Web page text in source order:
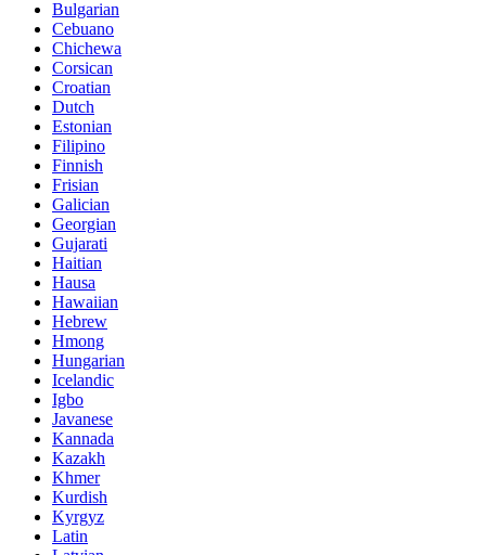
Bulgarian
Cebuano
Chichewa
Corsican
Croatian
Dutch
Estonian
Filipino
Finnish
Frisian
Galician
Georgian
Gujarati
Haitian
Hausa
Hawaiian
Hebrew
Hmong
Hungarian
Icelandic
Igbo
Javanese
Kannada
Kazakh
Khmer
Kurdish
Kyrgyz
Latin